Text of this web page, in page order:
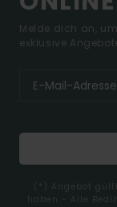
Melde dich an,
exklusive
(*) Angebot
haben - Alle